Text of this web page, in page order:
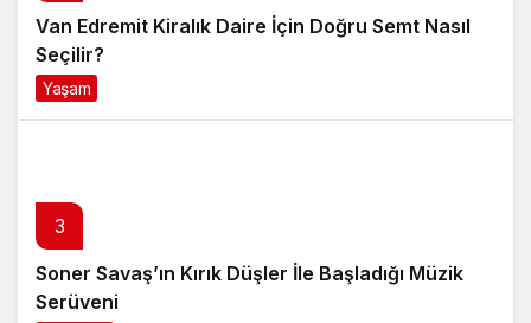
Van Edremit Kiralık Daire İçin Doğru Semt Nasıl
Seçilir?
Yaşam
3
Soner Savaş’ın Kırık Düşler İle Başladığı Müzik
Serüveni